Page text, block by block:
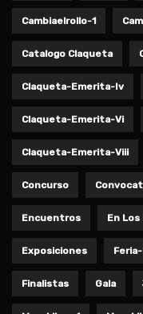
Cambiaelrollo-1
Catalogo Claqueta
Claqueta-Emerita-Iv
Claqueta-Emerita-Vi
Claqueta-Emerita-Viii
Concurso
Encuentros En Los
Exposiciones
Finalistas Gala